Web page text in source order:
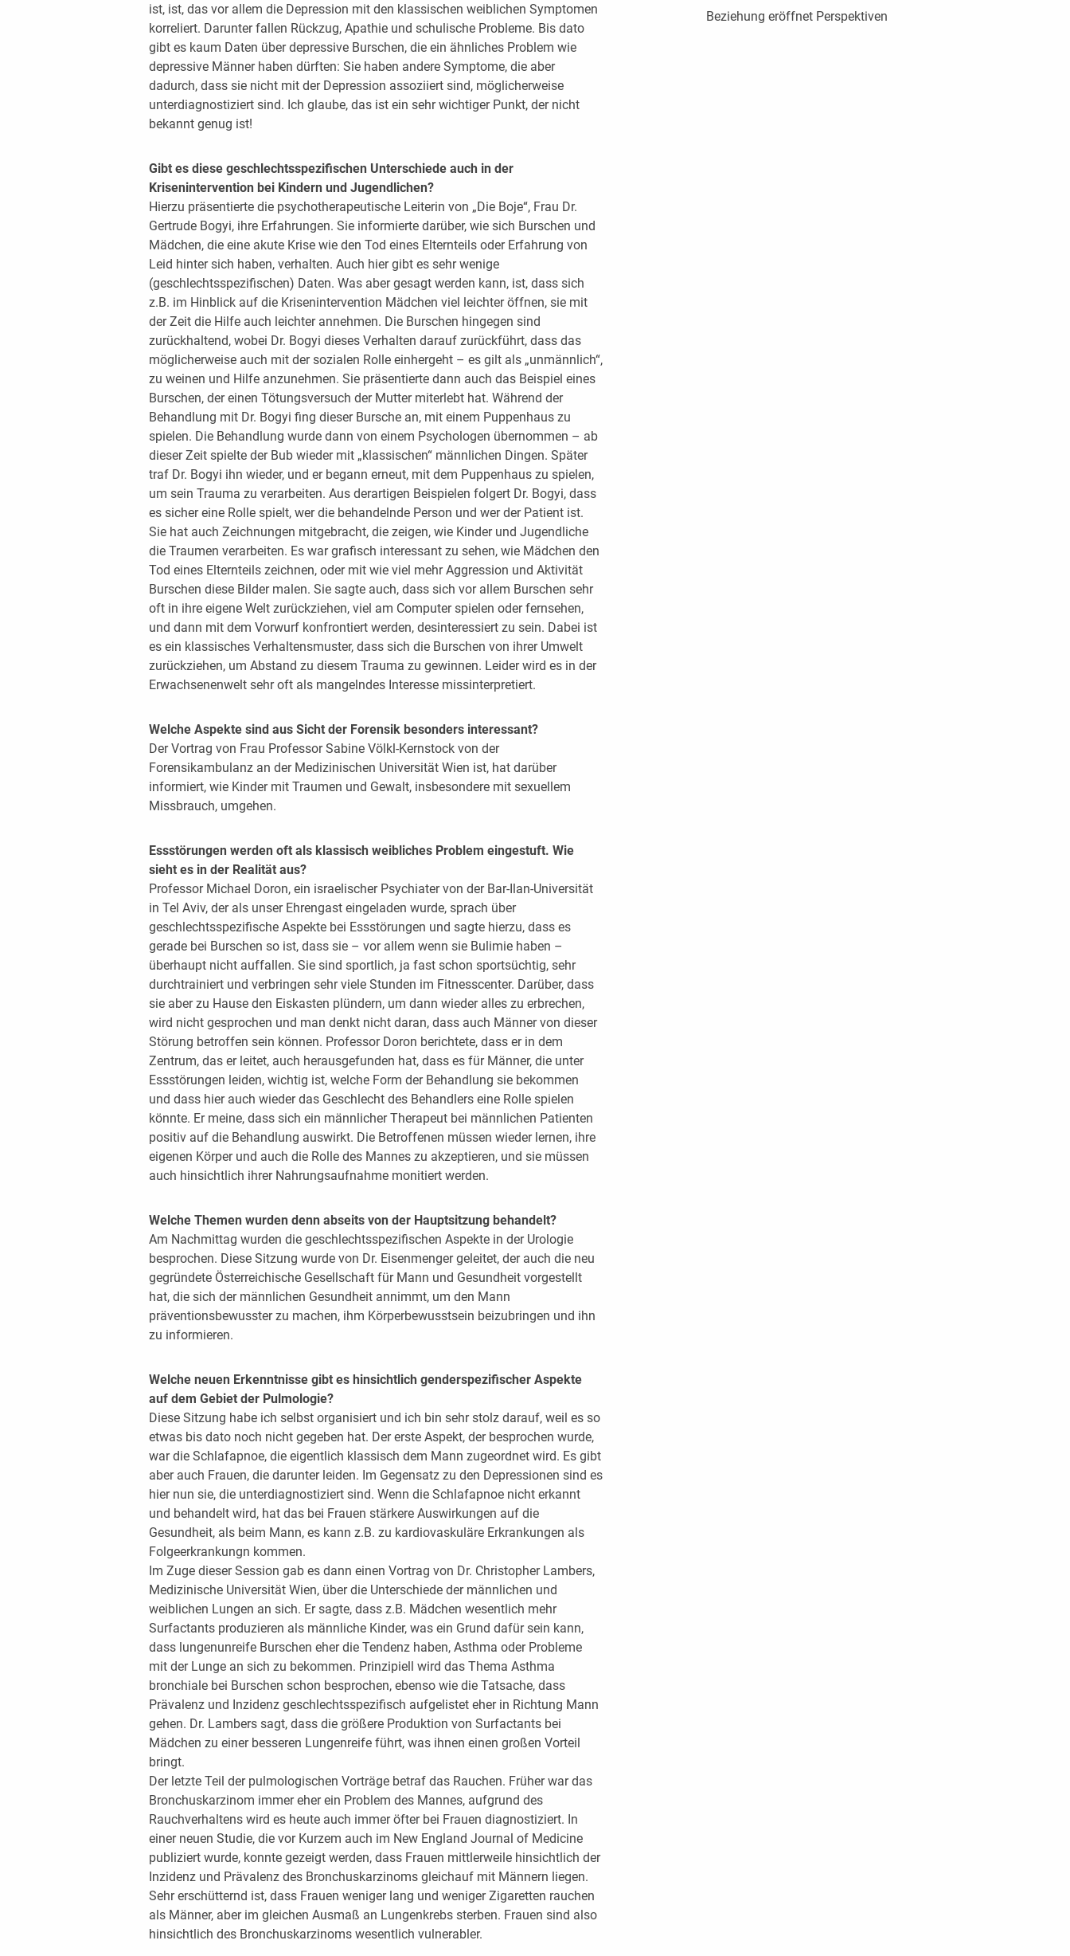
ist, ist, das vor allem die Depression mit den klassischen weiblichen Symptomen
korreliert. Darunter fallen Rückzug, Apathie und schulische Probleme. Bis dato
gibt es kaum Daten über depressive Burschen, die ein ähnliches Problem wie
depressive Männer haben dürften: Sie haben andere Symptome, die aber
dadurch, dass sie nicht mit der Depression assoziiert sind, möglicherweise
unterdiagnostiziert sind. Ich glaube, das ist ein sehr wichtiger Punkt, der nicht
bekannt genug ist!
Gibt es diese geschlechtsspezifischen Unterschiede auch in der
Krisenintervention bei Kindern und Jugendlichen?
Hierzu präsentierte die psychotherapeutische Leiterin von „Die Boje“, Frau Dr.
Gertrude Bogyi, ihre Erfahrungen. Sie informierte darüber, wie sich Burschen und
Mädchen, die eine akute Krise wie den Tod eines Elternteils oder Erfahrung von
Leid hinter sich haben, verhalten. Auch hier gibt es sehr wenige
(geschlechtsspezifischen) Daten. Was aber gesagt werden kann, ist, dass sich
z.B. im Hinblick auf die Krisenintervention Mädchen viel leichter öffnen, sie mit
der Zeit die Hilfe auch leichter annehmen. Die Burschen hingegen sind
zurückhaltend, wobei Dr. Bogyi dieses Verhalten darauf zurückführt, dass das
möglicherweise auch mit der sozialen Rolle einhergeht – es gilt als „unmännlich“,
zu weinen und Hilfe anzunehmen. Sie präsentierte dann auch das Beispiel eines
Burschen, der einen Tötungsversuch der Mutter miterlebt hat. Während der
Behandlung mit Dr. Bogyi fing dieser Bursche an, mit einem Puppenhaus zu
spielen. Die Behandlung wurde dann von einem Psychologen übernommen – ab
dieser Zeit spielte der Bub wieder mit „klassischen“ männlichen Dingen. Später
traf Dr. Bogyi ihn wieder, und er begann erneut, mit dem Puppenhaus zu spielen,
um sein Trauma zu verarbeiten. Aus derartigen Beispielen folgert Dr. Bogyi, dass
es sicher eine Rolle spielt, wer die behandelnde Person und wer der Patient ist.
Sie hat auch Zeichnungen mitgebracht, die zeigen, wie Kinder und Jugendliche
die Traumen verarbeiten. Es war grafisch interessant zu sehen, wie Mädchen den
Tod eines Elternteils zeichnen, oder mit wie viel mehr Aggression und Aktivität
Burschen diese Bilder malen. Sie sagte auch, dass sich vor allem Burschen sehr
oft in ihre eigene Welt zurückziehen, viel am Computer spielen oder fernsehen,
und dann mit dem Vorwurf konfrontiert werden, desinteressiert zu sein. Dabei ist
es ein klassisches Verhaltensmuster, dass sich die Burschen von ihrer Umwelt
zurückziehen, um Abstand zu diesem Trauma zu gewinnen. Leider wird es in der
Erwachsenenwelt sehr oft als mangelndes Interesse missinterpretiert.
Welche Aspekte sind aus Sicht der Forensik besonders interessant?
Der Vortrag von Frau Professor Sabine Völkl-Kernstock von der
Forensikambulanz an der Medizinischen Universität Wien ist, hat darüber
informiert, wie Kinder mit Traumen und Gewalt, insbesondere mit sexuellem
Missbrauch, umgehen.
Essstörungen werden oft als klassisch weibliches Problem eingestuft. Wie
sieht es in der Realität aus?
Professor Michael Doron, ein israelischer Psychiater von der Bar-Ilan-Universität
in Tel Aviv, der als unser Ehrengast eingeladen wurde, sprach über
geschlechtsspezifische Aspekte bei Essstörungen und sagte hierzu, dass es
gerade bei Burschen so ist, dass sie – vor allem wenn sie Bulimie haben –
überhaupt nicht auffallen. Sie sind sportlich, ja fast schon sportsüchtig, sehr
durchtrainiert und verbringen sehr viele Stunden im Fitnesscenter. Darüber, dass
sie aber zu Hause den Eiskasten plündern, um dann wieder alles zu erbrechen,
wird nicht gesprochen und man denkt nicht daran, dass auch Männer von dieser
Störung betroffen sein können. Professor Doron berichtete, dass er in dem
Zentrum, das er leitet, auch herausgefunden hat, dass es für Männer, die unter
Essstörungen leiden, wichtig ist, welche Form der Behandlung sie bekommen
und dass hier auch wieder das Geschlecht des Behandlers eine Rolle spielen
könnte. Er meine, dass sich ein männlicher Therapeut bei männlichen Patienten
positiv auf die Behandlung auswirkt. Die Betroffenen müssen wieder lernen, ihre
eigenen Körper und auch die Rolle des Mannes zu akzeptieren, und sie müssen
auch hinsichtlich ihrer Nahrungsaufnahme monitiert werden.
Welche Themen wurden denn abseits von der Hauptsitzung behandelt?
Am Nachmittag wurden die geschlechtsspezifischen Aspekte in der Urologie
besprochen. Diese Sitzung wurde von Dr. Eisenmenger geleitet, der auch die neu
gegründete Österreichische Gesellschaft für Mann und Gesundheit vorgestellt
hat, die sich der männlichen Gesundheit annimmt, um den Mann
präventionsbewusster zu machen, ihm Körperbewusstsein beizubringen und ihn
zu informieren.
Welche neuen Erkenntnisse gibt es hinsichtlich genderspezifischer Aspekte
auf dem Gebiet der Pulmologie?
Diese Sitzung habe ich selbst organisiert und ich bin sehr stolz darauf, weil es so
etwas bis dato noch nicht gegeben hat. Der erste Aspekt, der besprochen wurde,
war die Schlafapnoe, die eigentlich klassisch dem Mann zugeordnet wird. Es gibt
aber auch Frauen, die darunter leiden. Im Gegensatz zu den Depressionen sind es
hier nun sie, die unterdiagnostiziert sind. Wenn die Schlafapnoe nicht erkannt
und behandelt wird, hat das bei Frauen stärkere Auswirkungen auf die
Gesundheit, als beim Mann, es kann z.B. zu kardiovaskuläre Erkrankungen als
Folgeerkrankungn kommen.
Im Zuge dieser Session gab es dann einen Vortrag von Dr. Christopher Lambers,
Medizinische Universität Wien, über die Unterschiede der männlichen und
weiblichen Lungen an sich. Er sagte, dass z.B. Mädchen wesentlich mehr
Surfactants produzieren als männliche Kinder, was ein Grund dafür sein kann,
dass lungenunreife Burschen eher die Tendenz haben, Asthma oder Probleme
mit der Lunge an sich zu bekommen. Prinzipiell wird das Thema Asthma
bronchiale bei Burschen schon besprochen, ebenso wie die Tatsache, dass
Prävalenz und Inzidenz geschlechtsspezifisch aufgelistet eher in Richtung Mann
gehen. Dr. Lambers sagt, dass die größere Produktion von Surfactants bei
Mädchen zu einer besseren Lungenreife führt, was ihnen einen großen Vorteil
bringt.
Der letzte Teil der pulmologischen Vorträge betraf das Rauchen. Früher war das
Bronchuskarzinom immer eher ein Problem des Mannes, aufgrund des
Rauchverhaltens wird es heute auch immer öfter bei Frauen diagnostiziert. In
einer neuen Studie, die vor Kurzem auch im New England Journal of Medicine
publiziert wurde, konnte gezeigt werden, dass Frauen mittlerweile hinsichtlich der
Inzidenz und Prävalenz des Bronchuskarzinoms gleichauf mit Männern liegen.
Sehr erschütternd ist, dass Frauen weniger lang und weniger Zigaretten rauchen
als Männer, aber im gleichen Ausmaß an Lungenkrebs sterben. Frauen sind also
hinsichtlich des Bronchuskarzinoms wesentlich vulnerabler.
Beziehung eröffnet Perspektiven